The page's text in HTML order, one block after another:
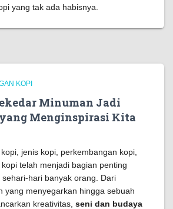
yang tak ada habisnya.
KOPI
Minuman Jadi
Menginspirasi Kita
jenis kopi, perkembangan kopi,
telah menjadi bagian penting
hari banyak orang. Dari
yang menyegarkan hingga sebuah
kreativitas, seni dan budaya